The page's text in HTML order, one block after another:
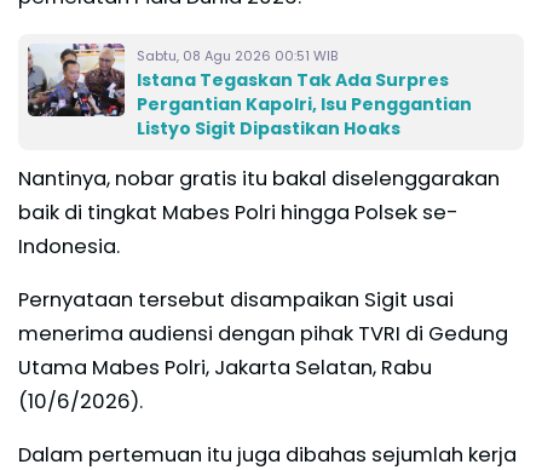
Sabtu, 08 Agu 2026 00:51 WIB
Istana Tegaskan Tak Ada Surpres
Pergantian Kapolri, Isu Penggantian
Listyo Sigit Dipastikan Hoaks
Nantinya, nobar gratis itu bakal diselenggarakan
baik di tingkat Mabes Polri hingga Polsek se-
Indonesia.
Pernyataan tersebut disampaikan Sigit usai
menerima audiensi dengan pihak TVRI di Gedung
Utama Mabes Polri, Jakarta Selatan, Rabu
(10/6/2026).
Dalam pertemuan itu juga dibahas sejumlah kerja